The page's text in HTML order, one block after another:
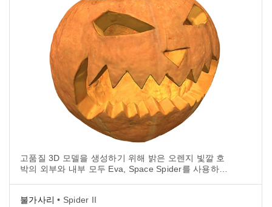
고품질 3D 모델을 생성하기 위해 밝은 오렌지 빛깔 호
박의 외부와 내부 모두 Eva, Space Spider를 사용하여
불가사리 • Spider II